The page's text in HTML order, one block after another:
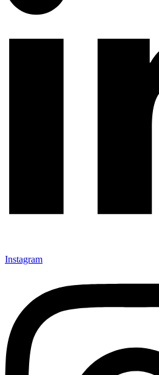
Instagram